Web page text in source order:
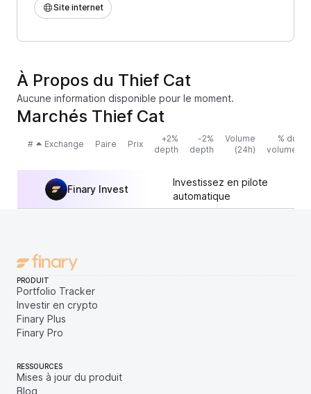
Site internet
À Propos du Thief Cat
Aucune information disponible pour le moment.
Marchés Thief Cat
# Exchange Paire Prix
+2%
depth
-2%
depth
Volume
(24h)
% du
volume
Finary Invest
Investissez en pilote
automatique
PRODUIT
Portfolio Tracker
Investir en crypto
Finary Plus
Finary Pro
RESSOURCES
Mises à jour du produit
Blog